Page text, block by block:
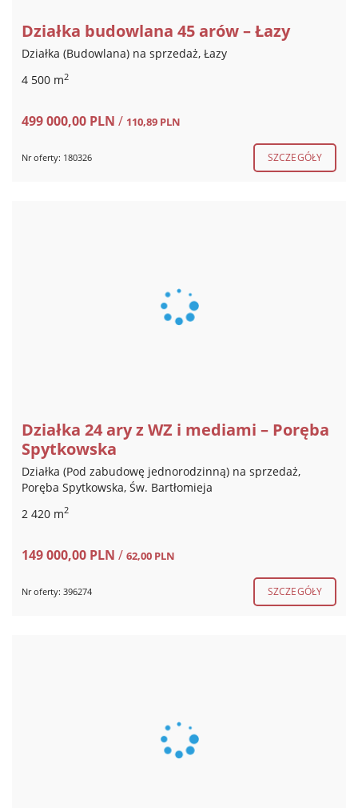
Działka budowlana 45 arów – Łazy
Działka (Budowlana) na sprzedaż, Łazy
4 500 m2
499 000,00 PLN / 110,89 PLN
Nr oferty: 180326 SZCZEGÓŁY
Działka 24 ary z WZ i mediami – Poręba
Spytkowska
Działka (Pod zabudowę jednorodzinną) na sprzedaż,
Poręba Spytkowska, Św. Bartłomieja
2 420 m2
149 000,00 PLN / 62,00 PLN
Nr oferty: 396274 SZCZEGÓŁY